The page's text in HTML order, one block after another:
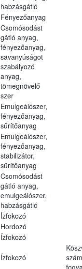
habzásgátló
Fényezőanyag
Csomósodást
gátló anyag,
fényezőanyag,
savanyúságot
szabályozó
anyag,
tömegnövelő
szer
Emulgeálószer,
fényezőanyag,
sűrítőanyag
Emulgeálószer,
fényezőanyag,
stabilizátor,
sűrítőanyag
Csomósodást
gátló anyag,
emulgeálószer,
habzásgátló
Ízfokozó
Hordozó
Ízfokozó
Ízfokozó